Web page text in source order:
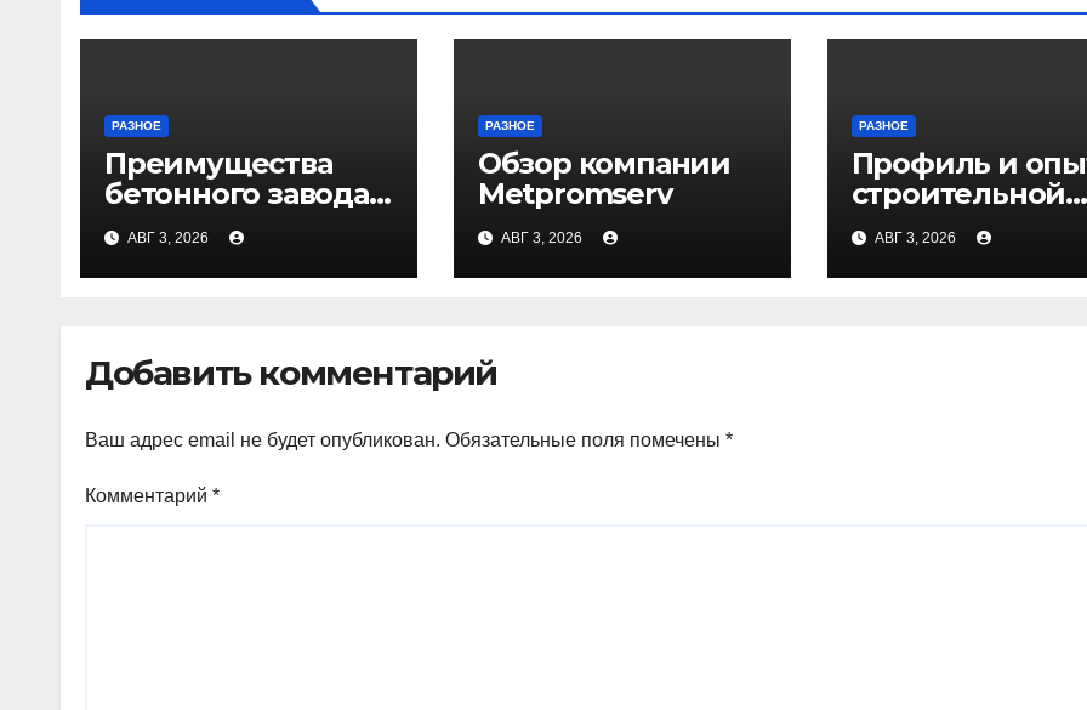
РАЗНОЕ
Преимущества
бетонного завода
ПКФ «Тибет» в
Волгограде и
Волжском
АВГ 3, 2026
РАЗНОЕ
Обзор компании
Metpromserv
АВГ 3, 2026
РАЗНОЕ
Профиль и
строительной
компании
АВГ 3, 2026
Добавить комментарий
Ваш адрес email не будет опубликован. Обязательные поля помечены *
Комментарий *